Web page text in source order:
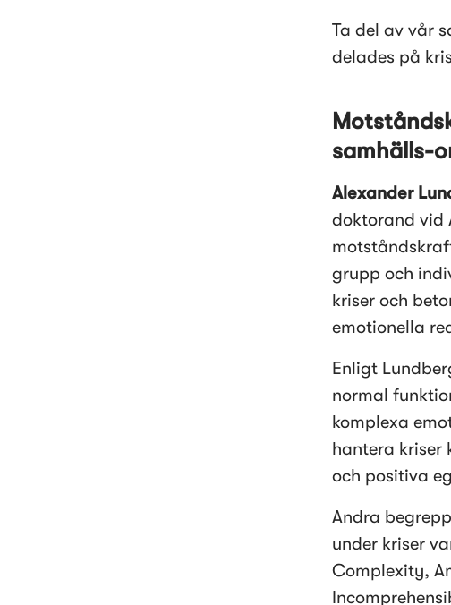
Ta del av vår
delades på
samhälls-
Alexander
doktorand vid
grupp och
kriser och
emotionella
Enligt
normal
komplexa
hantera kriser
och positiva
Andra
under kriser
Complexity,